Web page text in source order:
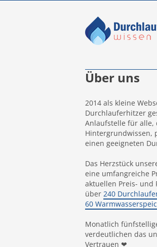
Über uns
2014 als kleine
Durchlauferhitzer
Anlaufstelle für alle,
Hintergrundwissen,
einen geeigneten
Das Herzstück
eine umfangreiche
aktuellen Preis- und
über 240
60
Monatlich
verdeutlichen das
Vertrauen ❤